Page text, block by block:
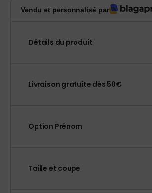
Vendu et personnalisé par
Détails du produit
Livraison gratuite dès 50€
Option Prénom
Taille et coupe